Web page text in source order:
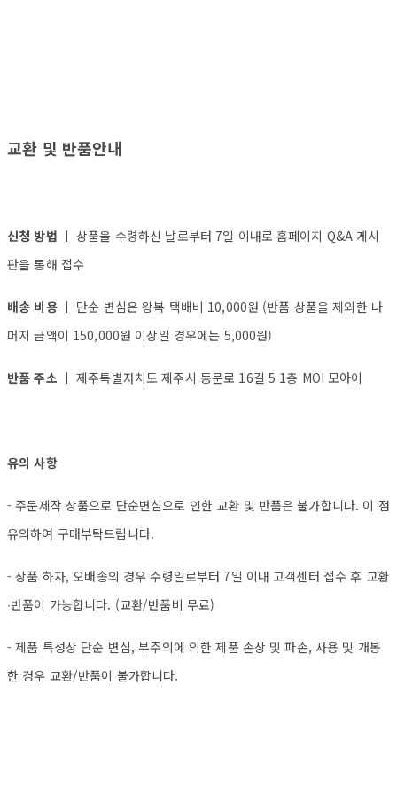
교환 및 반품안내
신청 방법 ㅣ상품을 수령하신 날로부터 7일 이내로 홈페이지 Q&A 게시
판을 통해 접수
배송 비용 ㅣ 단순 변심은 왕복 택배비 10,000원 (반품 상품을 제외한 나
머지 금액이 150,000원 이상일 경우에는 5,000원)
반품 주소 ㅣ제주특별자치도 제주시 동문로 16길 5 1층 MOI 모아이
유의 사항
- 주문제작 상품으로 단순변심으로 인한 교환 및 반품은 불가합니다. 이 점
유의하여 구매부탁드립니다.
- 상품 하자, 오배송의 경우 수령일로부터 7일 이내 고객센터 접수 후 교환
∙반품이 가능합니다. (교환/반품비 무료)
- 제품 특성상 단순 변심, 부주의에 의한 제품 손상 및 파손, 사용 및 개봉
한 경우 교환/반품이 불가합니다.